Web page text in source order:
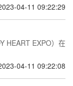
04-11 09:22:29
HEART EXPO）在
04-11 09:22:08